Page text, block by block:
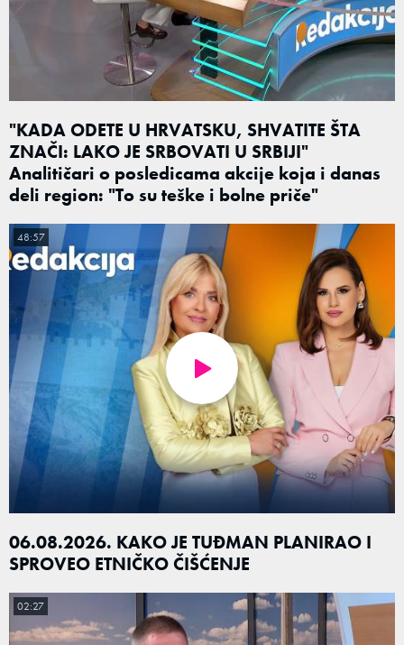
"KADA ODETE U HRVATSKU, SHVATITE ŠTA
ZNAČI: LAKO JE SRBOVATI U SRBIJI"
Analitičari o posledicama akcije koja i danas
deli region: "To su teške i bolne priče"
06.08.2026. KAKO JE TUĐMAN PLANIRAO I
SPROVEO ETNIČKO ČIŠĆENJE
48:57
02:27